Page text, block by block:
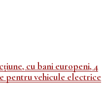
cu bani europeni, 4
pentru vehicule electrice